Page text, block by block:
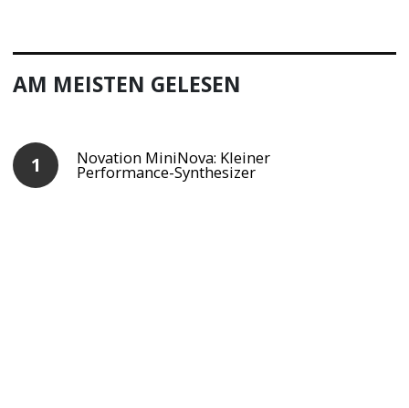
AM MEISTEN GELESEN
Novation MiniNova: Kleiner
Performance-Synthesizer